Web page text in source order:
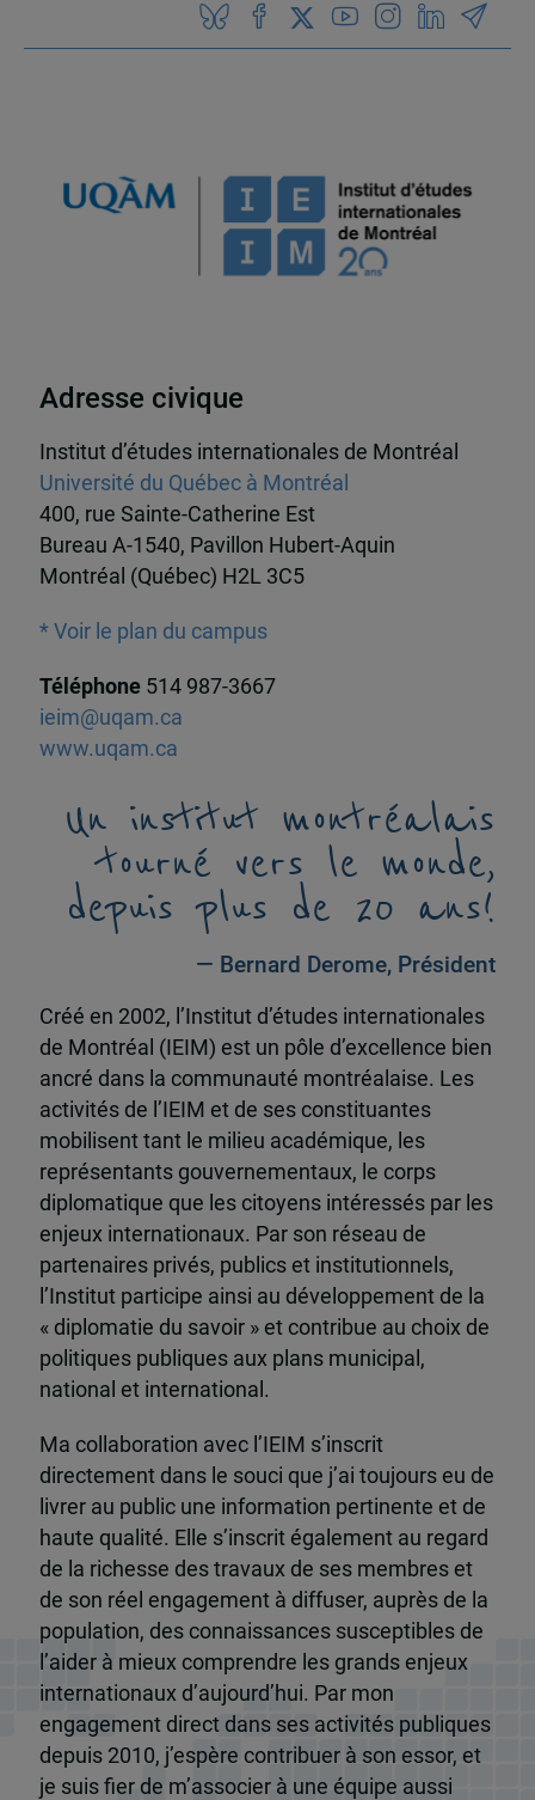
Adresse civique
Institut d’études internationales de Montréal
Université du Québec à Montréal
400, rue Sainte-Catherine Est
Bureau A-1540, Pavillon Hubert-Aquin
Montréal (Québec) H2L 3C5
* Voir le plan du campus
Téléphone 514 987-3667
ieim@uqam.ca
www.uqam.ca
Un institut montréalais
tourné vers le monde,
depuis plus de 20 ans!
— Bernard Derome, Président
Créé en 2002, l’Institut d’études internationales
de Montréal (IEIM) est un pôle d’excellence bien
ancré dans la communauté montréalaise. Les
activités de l’IEIM et de ses constituantes
mobilisent tant le milieu académique, les
représentants gouvernementaux, le corps
diplomatique que les citoyens intéressés par les
enjeux internationaux. Par son réseau de
partenaires privés, publics et institutionnels,
l’Institut participe ainsi au développement de la
« diplomatie du savoir » et contribue au choix de
politiques publiques aux plans municipal,
national et international.
Ma collaboration avec l’IEIM s’inscrit
directement dans le souci que j’ai toujours eu de
livrer au public une information pertinente et de
haute qualité. Elle s’inscrit également au regard
de la richesse des travaux de ses membres et
de son réel engagement à diffuser, auprès de la
population, des connaissances susceptibles de
l’aider à mieux comprendre les grands enjeux
internationaux d’aujourd’hui. Par mon
engagement direct dans ses activités publiques
depuis 2010, j’espère contribuer à son essor, et
je suis fier de m’associer à une équipe aussi